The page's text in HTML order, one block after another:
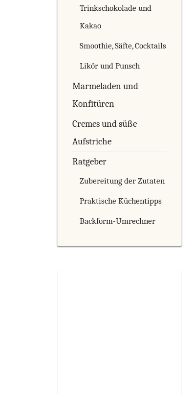
Trinkschokolade und
Kakao
Smoothie, Säfte, Cocktails
Likör und Punsch
Marmeladen und
Konfitüren
Cremes und süße
Aufstriche
Ratgeber
Zubereitung der Zutaten
Praktische Küchentipps
Backform-Umrechner